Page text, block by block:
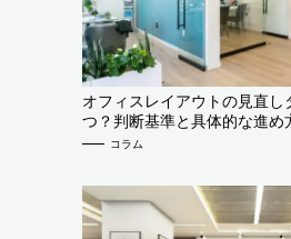
オフィスレイアウトの見直し
つ？判断基準と具体的な進め
コラム